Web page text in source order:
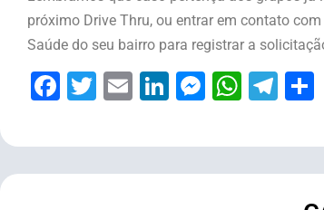
próximo Drive Thru, ou entrar em contato
Saúde do seu bairro para registrar a
Facebook
Twitter
EmailLinkedIn